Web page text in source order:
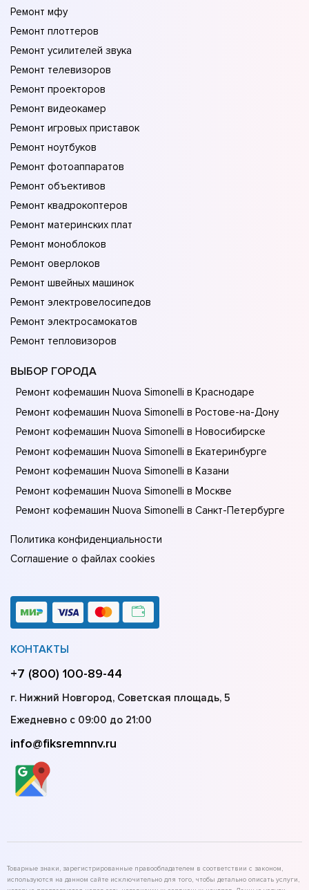
Ремонт мфу
Ремонт плоттеров
Ремонт усилителей звука
Ремонт телевизоров
Ремонт проекторов
Ремонт видеокамер
Ремонт игровых приставок
Ремонт ноутбуков
Ремонт фотоаппаратов
Ремонт объективов
Ремонт квадрокоптеров
Ремонт материнских плат
Ремонт моноблоков
Ремонт оверлоков
Ремонт швейных машинок
Ремонт электровелосипедов
Ремонт электросамокатов
Ремонт тепловизоров
ВЫБОР ГОРОДА
Ремонт кофемашин Nuova Simonelli в Краснодаре
Ремонт кофемашин Nuova Simonelli в Ростове-на-Донy
Ремонт кофемашин Nuova Simonelli в Новосибирске
Ремонт кофемашин Nuova Simonelli в Екатеринбурге
Ремонт кофемашин Nuova Simonelli в Казани
Ремонт кофемашин Nuova Simonelli в Москве
Ремонт кофемашин Nuova Simonelli в Санкт-Петербурге
Политика конфиденциальности
Соглашение о файлах cookies
КОНТАКТЫ
+7 (800) 100-89-44
г. Нижний Новгород, Советская площадь, 5
Ежедневно с 09:00 до 21:00
info@fiksremnnv.ru
Товарные знаки, зарегистрированные правообладателем в соответствии с законом,
используются на данном сайте исключительно для того, чтобы детально описать услуги,